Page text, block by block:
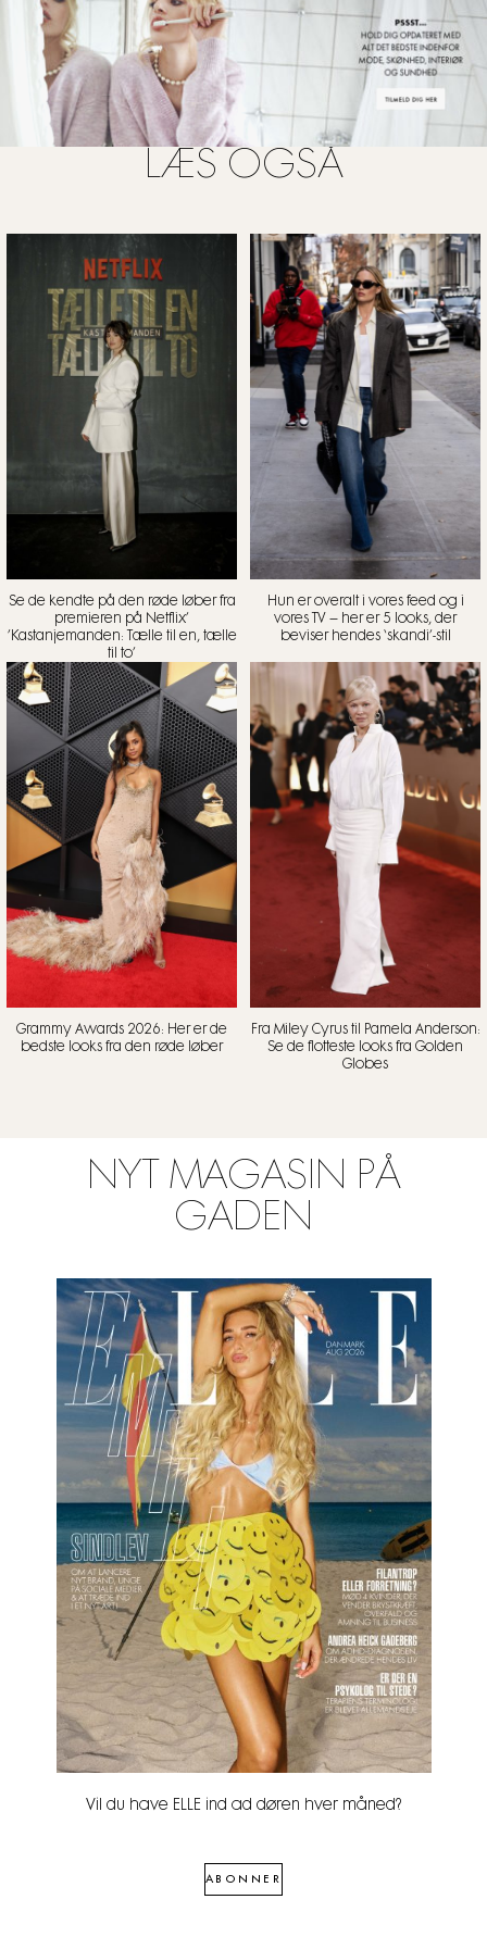
LÆS OGSÅ
Se de kendte på den røde løber fra
premieren på Netflix’
’Kastanjemanden: Tælle til en, tælle
til to’
Hun er overalt i vores feed og i
vores TV – her er 5 looks, der
beviser hendes ‘skandi’-stil
Grammy Awards 2026: Her er de
bedste looks fra den røde løber
Fra Miley Cyrus til Pamela Anderson:
Se de flotteste looks fra Golden
Globes
NYT MAGASIN PÅ
GADEN
Vil du have ELLE ind ad døren hver måned?
ABONNER